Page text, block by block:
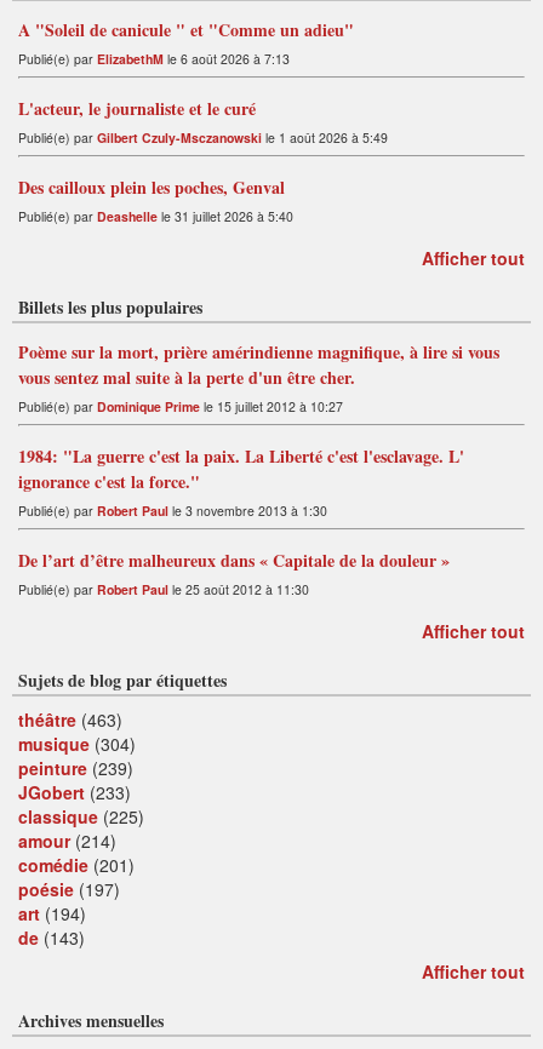
A "Soleil de canicule " et "Comme un adieu"
Publié(e) par ElizabethM le 6 août 2026 à 7:13
L'acteur, le journaliste et le curé
Publié(e) par Gilbert Czuly-Msczanowski le 1 août 2026 à 5:49
Des cailloux plein les poches, Genval
Publié(e) par Deashelle le 31 juillet 2026 à 5:40
Afficher tout
Billets les plus populaires
Poème sur la mort, prière amérindienne magnifique, à lire si vous
vous sentez mal suite à la perte d'un être cher.
Publié(e) par Dominique Prime le 15 juillet 2012 à 10:27
1984: "La guerre c'est la paix. La Liberté c'est l'esclavage. L'
ignorance c'est la force."
Publié(e) par Robert Paul le 3 novembre 2013 à 1:30
De l’art d’être malheureux dans « Capitale de la douleur »
Publié(e) par Robert Paul le 25 août 2012 à 11:30
Afficher tout
Sujets de blog par étiquettes
théâtre (463)
musique (304)
peinture (239)
JGobert (233)
classique (225)
amour(214)
comédie (201)
poésie (197)
art (194)
de (143)
Afficher tout
Archives mensuelles